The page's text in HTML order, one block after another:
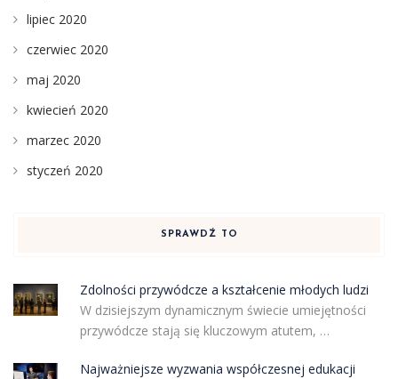
lipiec 2020
czerwiec 2020
maj 2020
kwiecień 2020
marzec 2020
styczeń 2020
SPRAWDŹ TO
Zdolności przywódcze a kształcenie młodych ludzi
W dzisiejszym dynamicznym świecie umiejętności
przywódcze stają się kluczowym atutem, …
Najważniejsze wyzwania współczesnej edukacji